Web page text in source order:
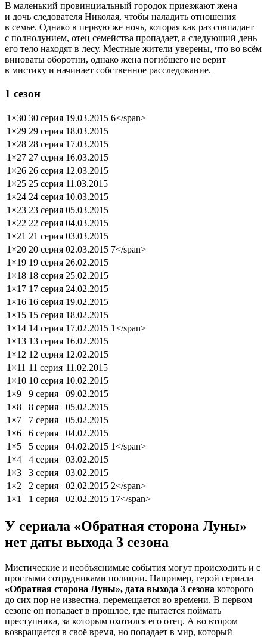
В маленький провинциальный городок приезжают жена
и дочь следователя Николая, чтобы наладить отношения
в семье. Однако в первую же ночь, которая как раз совпадает
с полнолунием, отец семейства пропадает, а следующий день
его тело находят в лесу. Местные жители уверены, что во всём
виноваты оборотни, однако жена погибшего не верит
в мистику и начинает собственное расследование.
1 сезон
1×30 30 серия 19.03.2015 6</span>
1×29 29 серия 18.03.2015
1×28 28 серия 17.03.2015
1×27 27 серия 16.03.2015
1×26 26 серия 12.03.2015
1×25 25 серия 11.03.2015
1×24 24 серия 10.03.2015
1×23 23 серия 05.03.2015
1×22 22 серия 04.03.2015
1×21 21 серия 03.03.2015
1×20 20 серия 02.03.2015 7</span>
1×19 19 серия 26.02.2015
1×18 18 серия 25.02.2015
1×17 17 серия 24.02.2015
1×16 16 серия 19.02.2015
1×15 15 серия 18.02.2015
1×14 14 серия 17.02.2015 1</span>
1×13 13 серия 16.02.2015
1×12 12 серия 12.02.2015
1×11 11 серия 11.02.2015
1×10 10 серия 10.02.2015
1×9
9 серия
09.02.2015
1×8
8 серия
05.02.2015
1×7
7 серия
05.02.2015
1×6
6 серия
04.02.2015
1×5
5 серия 04.02.2015 1</span>
1×4
4 серия
03.02.2015
1×3
3 серия
03.02.2015
1×2
2 серия 02.02.2015 2</span>
1×1
1 серия 02.02.2015 17</span>
У сериала «Обратная сторона Луны»
нет даты выхода 3 сезона
Мистические и необъяснимые события могут происходить и с
простыми сотрудниками полиции. Например, герой сериала
«Обратная сторона Луны», дата выхода 3 сезона которого
до сих пор не известна, перемещается во времени. В первом
сезоне он попадает в прошлое, где пытается поймать
преступника, за которым охотился его отец. А во втором
возвращается в своё время, но попадает в мир, который